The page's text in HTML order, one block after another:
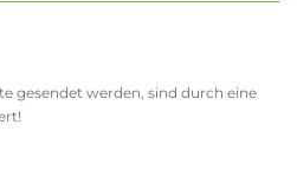
gesendet werden, sind durch eine